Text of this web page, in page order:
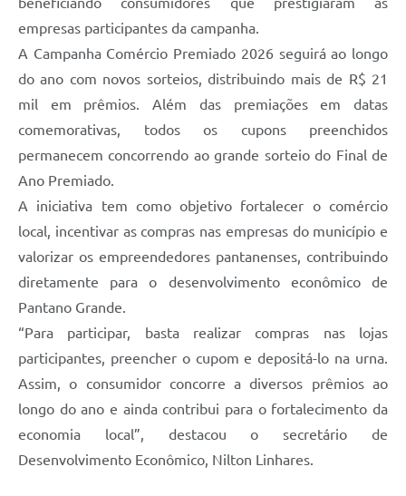
empresas participantes da campanha.
A Campanha Comércio Premiado 2026 seguirá ao longo
do ano com novos sorteios, distribuindo mais de R$ 21
mil em prêmios. Além das premiações em datas
comemorativas, todos os cupons preenchidos
permanecem concorrendo ao grande sorteio do Final de
Ano Premiado.
A iniciativa tem como objetivo fortalecer o comércio
local, incentivar as compras nas empresas do município e
valorizar os empreendedores pantanenses, contribuindo
diretamente para o desenvolvimento econômico de
Pantano Grande.
“Para participar, basta realizar compras nas lojas
participantes, preencher o cupom e depositá-lo na urna.
Assim, o consumidor concorre a diversos prêmios ao
longo do ano e ainda contribui para o fortalecimento da
economia local”, destacou o secretário de
Desenvolvimento Econômico, Nilton Linhares.